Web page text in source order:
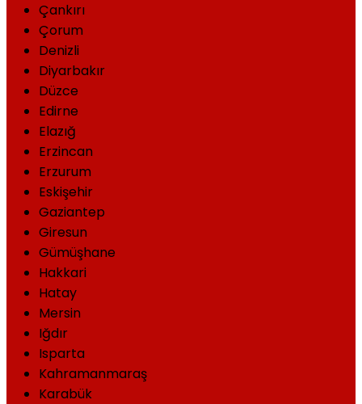
Çankırı
Çorum
Denizli
Diyarbakır
Düzce
Edirne
Elazığ
Erzincan
Erzurum
Eskişehir
Gaziantep
Giresun
Gümüşhane
Hakkari
Hatay
Mersin
Iğdır
Isparta
Kahramanmaraş
Karabük